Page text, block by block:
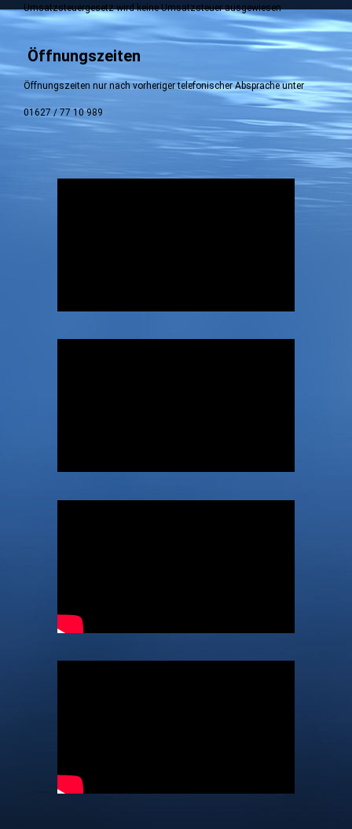
Umsatzsteuergesetz wird keine Umsatzsteuer ausgewiesen
Öffnungszeiten
Öffnungszeiten nur nach vorheriger telefonischer Absprache unter
01627 / 77 10 989